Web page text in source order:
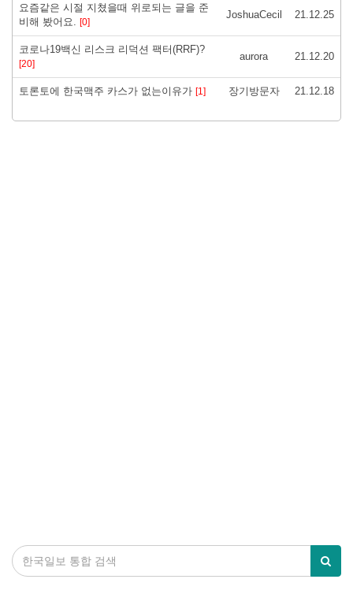
요즘같은 시절 지쳤을때 위로되는 글을 준
비해 봤어요. [0]
JoshuaCecil 21.12.25
코로나19백신 리스크 리덕션 팩터(RRF)?
[20]
aurora 21.12.20
토론토에 한국맥주 카스가 없는이유가 [1] 장기방문자 21.12.18